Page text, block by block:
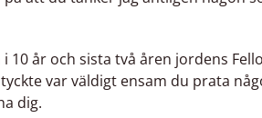
10 år och sista två åren jordens
var väldigt ensam du prata
dig.